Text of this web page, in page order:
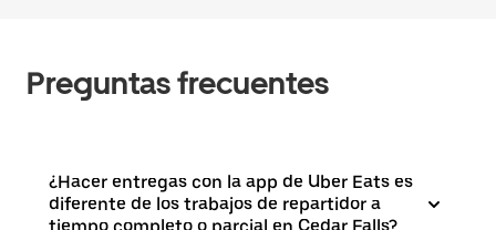
Preguntas frecuentes
¿Hacer entregas con la app de Uber Eats es
diferente de los trabajos de repartidor a